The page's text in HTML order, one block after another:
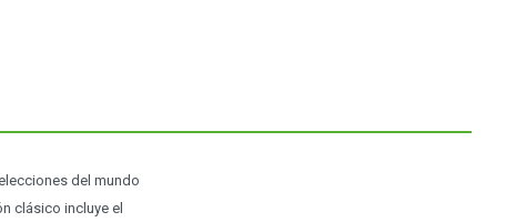
del mundo
clásico incluye el